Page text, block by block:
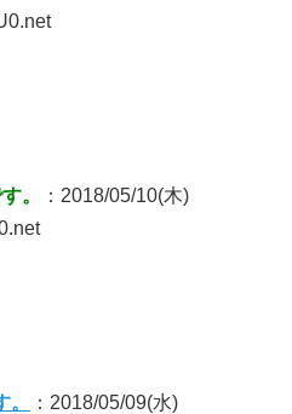
。
：2018/05/10(木)
：2018/05/09(水)